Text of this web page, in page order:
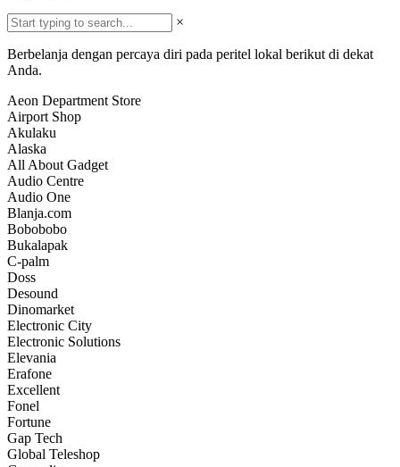
×
Berbelanja dengan percaya diri pada peritel lokal berikut di dekat
Anda.
Aeon Department Store
Airport Shop
Akulaku
Alaska
All About Gadget
Audio Centre
Audio One
Blanja.com
Bobobobo
Bukalapak
C-palm
Doss
Desound
Dinomarket
Electronic City
Electronic Solutions
Elevania
Erafone
Excellent
Fonel
Fortune
Gap Tech
Global Teleshop